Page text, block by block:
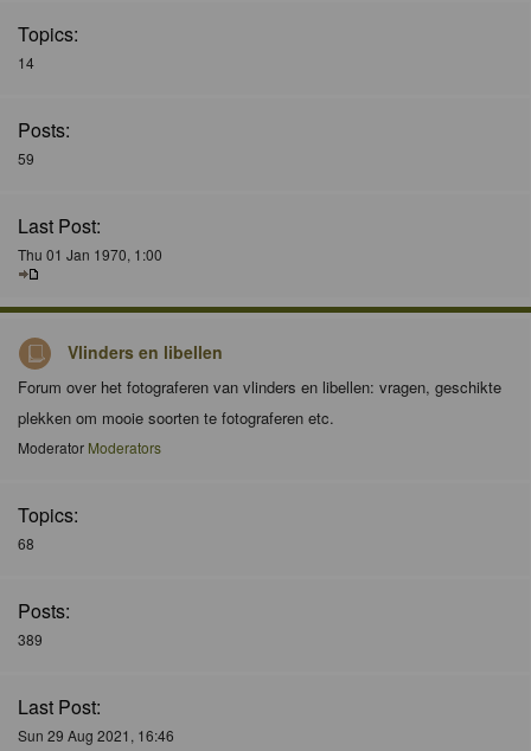
Topics:
14
Posts:
59
Last Post:
Thu 01 Jan 1970, 1:00
Vlinders en libellen
Forum over het fotograferen van vlinders en libellen: vragen, geschikte
plekken om mooie soorten te fotograferen etc.
Moderator Moderators
Topics:
68
Posts:
389
Last Post:
Sun 29 Aug 2021, 16:46